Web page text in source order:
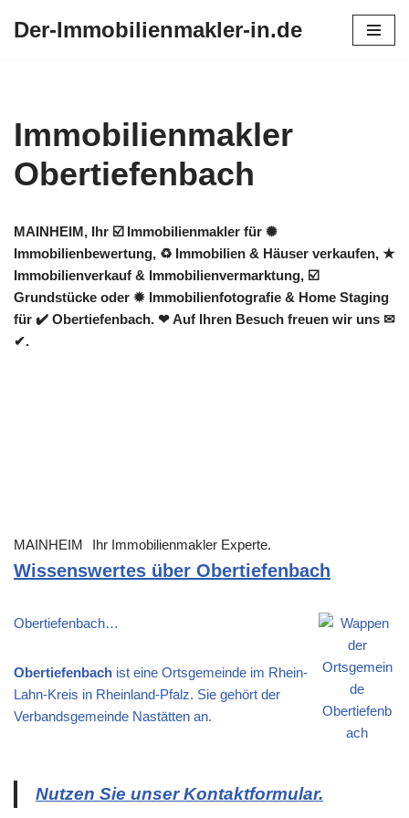
Der-Immobilienmakler-in.de
Immobilienmakler
Obertiefenbach
MAINHEIM, Ihr ☑️ Immobilienmakler für ✺
Immobilienbewertung, ♻ Immobilien & Häuser verkaufen, ★
Immobilienverkauf & Immobilienvermarktung, ☑️
Grundstücke oder ✹ Immobilienfotografie & Home Staging
für ✔️ Obertiefenbach. ❤ Auf Ihren Besuch freuen wir uns ✉
✔.
MAINHEIM Ihr Immobilienmakler Experte.
Wissenswertes über Obertiefenbach
Obertiefenbach…
Obertiefenbach ist eine Ortsgemeinde im Rhein-
Lahn-Kreis in Rheinland-Pfalz. Sie gehört der
Verbandsgemeinde Nastätten an.
Nutzen Sie unser Kontaktformular.